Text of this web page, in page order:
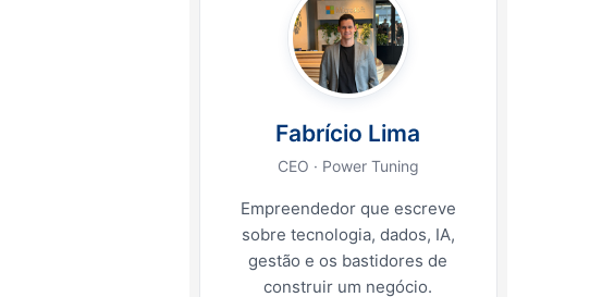
Fabrício Lima
CEO · Power Tuning
Empreendedor que escreve
sobre tecnologia, dados, IA,
gestão e os bastidores de
construir um negócio.